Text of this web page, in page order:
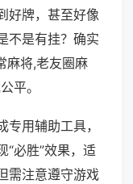
好牌，甚至好像
不是有挂？确实
麻将,老友圈麻
平。
用辅助工具，
“必胜”效果，适
需注意遵守游戏